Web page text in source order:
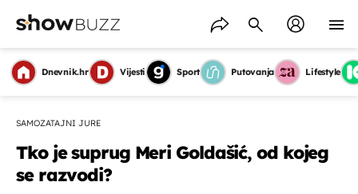
Dnevnik.hr Vijesti Sport Putovanja Lifestyle
SAMOZATAJNI JURE
Tko je suprug Meri Goldašić, od kojeg
se razvodi?